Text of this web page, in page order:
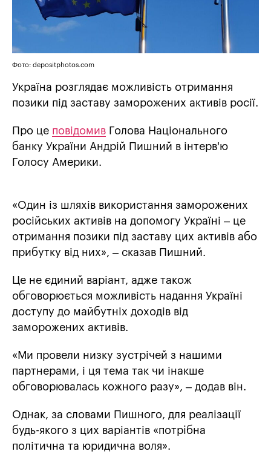
Фото: depositphotos.com
Україна розглядає можливість отримання
позики під заставу заморожених активів росії.
Про це повідомив Голова Національного
банку України Андрій Пишний в інтерв'ю
Голосу Америки.
«Один із шляхів використання заморожених
російських активів на допомогу Україні – це
отримання позики під заставу цих активів або
прибутку від них», – сказав Пишний.
Це не єдиний варіант, адже також
обговорюється можливість надання Україні
доступу до майбутніх доходів від
заморожених активів.
«Ми провели низку зустрічей з нашими
партнерами, і ця тема так чи інакше
обговорювалась кожного разу», – додав він.
Однак, за словами Пишного, для реалізації
будь-якого з цих варіантів «потрiбна
політична та юридична воля».